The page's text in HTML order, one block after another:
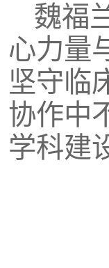
魏福
心力量
坚守临
协作中
学科建